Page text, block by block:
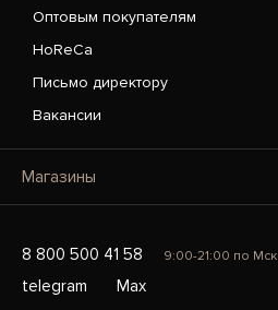
Оптовым покупателям
HoReCa
Письмо директору
Вакансии
Магазины
8 800 500 41 58 9:00-21:00 по Мск
telegram
Max